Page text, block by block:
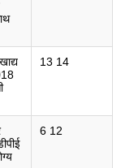
13 14
6 12